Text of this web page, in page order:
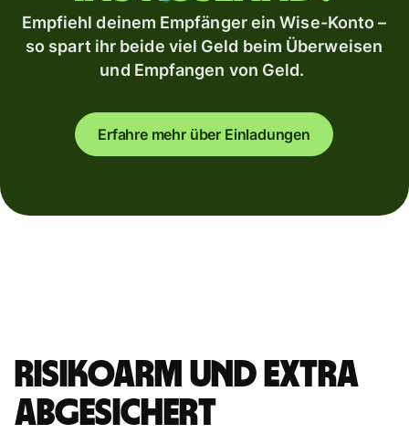
Empfiehl deinem Empfänger ein Wise-Konto –
so spart ihr beide viel Geld beim Überweisen
und Empfangen von Geld.
Erfahre mehr über Einladungen
Risikoarm und extra
abgesichert